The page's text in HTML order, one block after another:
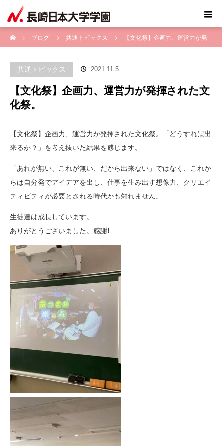
ブログ
共通トピックス 【文化祭】企画力、運営力が発
共通トピックス 2021.11.5
【文化祭】企画力、運営力が発揮された文
化祭。
【文化祭】企画力、運営力が発揮された文化祭。「どうすれば出
来るか？」を考え抜いた結果を感じます。
「あれが無い、これが無い、だから出来ない」ではなく、これか
らは自分発でアイデアを出し、仕事を生み出す想像力、クリエイ
ティビティが必要とされる時代かも知れません。
生徒達は成長しています。
ありがとうございました。感謝❗️